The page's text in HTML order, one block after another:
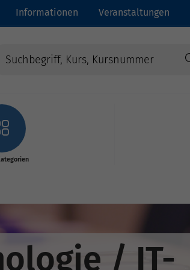
Informationen Veranstaltungen
/ IT-